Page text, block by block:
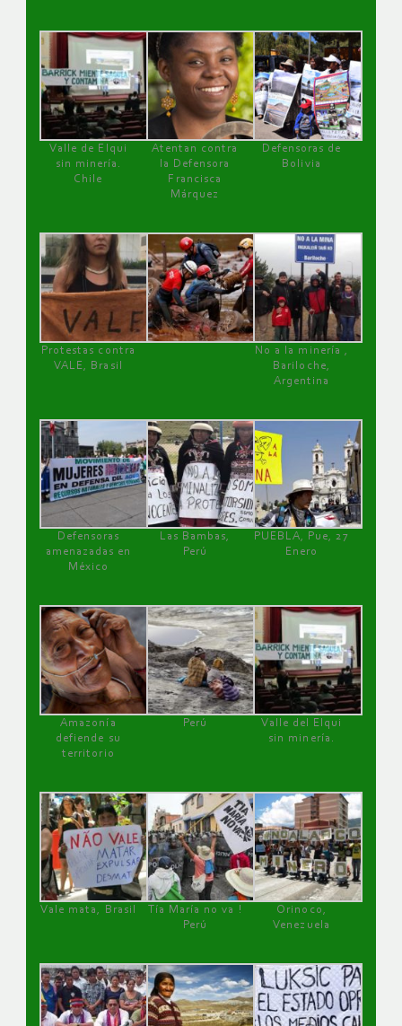
Valle de Elqui
sin minería.
Chile
Atentan contra
la Defensora
Francisca
Márquez
Defensoras de
Bolivia
Protestas contra
VALE, Brasil
No a la minería ,
Bariloche,
Argentina
Defensoras
amenazadas en
México
Las Bambas,
Perú
PUEBLA, Pue, 27
Enero
Amazonía
defiende su
territorio
Perú
Valle del Elqui
sin minería.
Vale mata, Brasil
Tía María no va !
Perú
Orinoco,
Venezuela